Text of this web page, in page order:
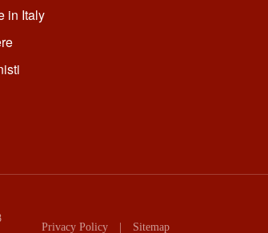
in Italy
Privacy Policy Sitemap